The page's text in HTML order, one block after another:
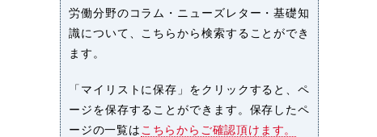
労働分野のコラム・ニューズレター・基礎知
識について、こちらから検索することができ
ます。
「マイリストに保存」をクリックすると、ペ
ージを保存することができます。保存したペ
ージの一覧は こちらからご確認頂けます。